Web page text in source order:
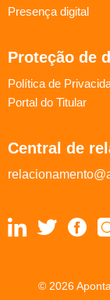
Presença digital
Proteção de
Política de
Portal do Titular
Central de
© 2026